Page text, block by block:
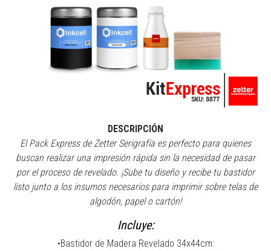
DESCRIPCIÓN
El Pack Express de Zetter Serigrafía es perfecto para quienes
buscan realizar una impresión rápida sin la necesidad de pasar
por el proceso de revelado. ¡Sube tu diseño y recibe tu bastidor
listo junto a los insumos necesarios para imprimir sobre telas de
algodón, papel o cartón!
Incluye:
•Bastidor de Madera Revelado 34x44cm: